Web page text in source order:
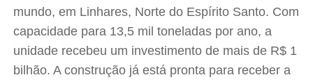
mundo, em Linhares, Norte do Espírito Santo. Com
capacidade para 13,5 mil toneladas por ano, a
unidade recebeu um investimento de mais de R$ 1
bilhão. A construção já está pronta para receber a